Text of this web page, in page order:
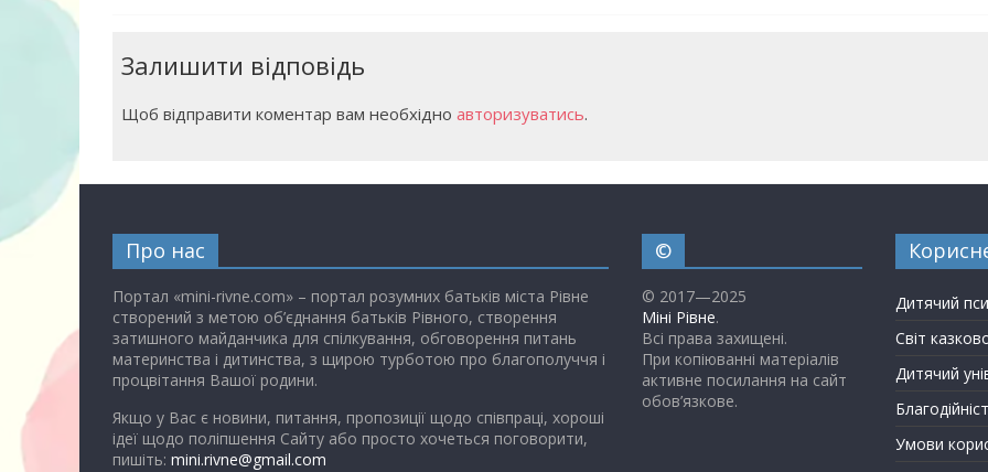
Залишити відповідь
Щоб відправити коментар вам необхідно авторизуватись.
Про нас
Портал «mini-rivne.com» – портал розумних батьків міста Рівне
створений з метою об’єднання батьків Рівного, створення
затишного майданчика для спілкування, обговорення питань
материнства і дитинства, з щирою турботою про благополуччя і
процвітання Вашої родини.
Якщо у Вас є новини, питання, пропозиції щодо співпраці, хороші
ідеї щодо поліпшення Сайту або просто хочеться поговорити,
пишіть: mini.rivne@gmail.com
©
© 2017—2025
Міні Рівне.
Всі права захищені.
При копіюванні матеріалів
активне посилання на сайт
обов’язкове.
Дитячий
Світ
Дитячий
Умови